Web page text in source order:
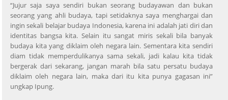
“Jujur saja saya sendiri bukan seorang budayawan dan bukan
seorang yang ahli budaya, tapi setidaknya saya menghargai dan
ingin sekali belajar budaya Indonesia, karena ini adalah jati diri dan
identitas bangsa kita. Selain itu sangat miris sekali bila banyak
budaya kita yang diklaim oleh negara lain. Sementara kita sendiri
diam tidak memperdulikanya sama sekali, jadi kalau kita tidak
bergerak dari sekarang, jangan marah bila satu persatu budaya
diklaim oleh negara lain, maka dari itu kita punya gagasan ini”
ungkap Ipung.